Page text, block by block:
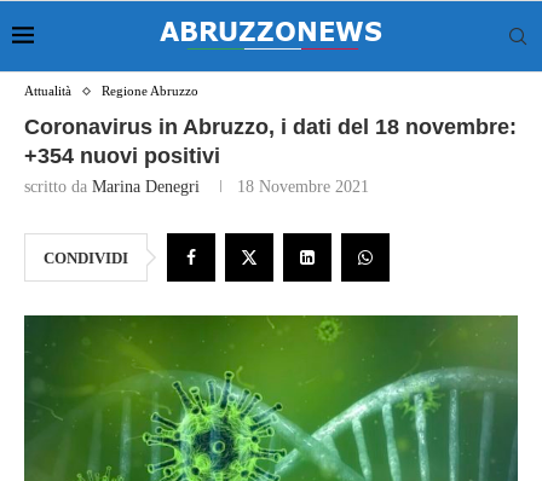
Attualità Regione Abruzzo
Coronavirus in Abruzzo, i dati del 18 novembre:
+354 nuovi positivi
scritto da Marina Denegri 18 Novembre 2021
CONDIVIDI